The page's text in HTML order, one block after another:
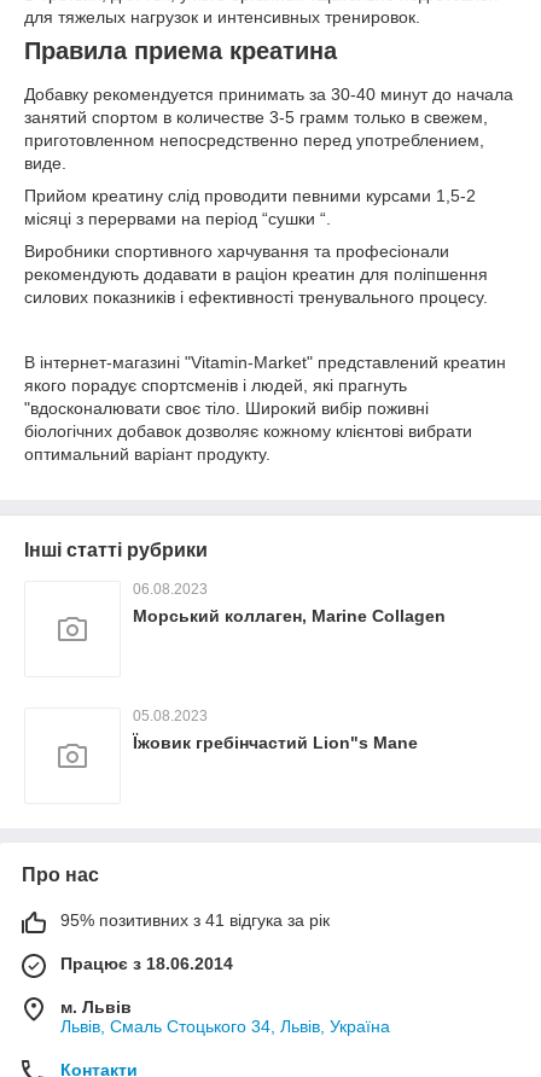
для тяжелых нагрузок и интенсивных тренировок.
Правила приема креатина
Добавку рекомендуется принимать за 30-40 минут до начала
занятий спортом в количестве 3-5 грамм только в свежем,
приготовленном непосредственно перед употреблением,
виде.
Прийом креатину слід проводити певними курсами 1,5-2
місяці з перервами на період “сушки “.
Виробники спортивного харчування та професіонали
рекомендують додавати в раціон креатин для поліпшення
силових показників і ефективності тренувального процесу.
В інтернет-магазині "Vitamin-Market" представлений креатин
якого порадує спортсменів і людей, які прагнуть
"вдосконалювати своє тіло. Широкий вибір поживні
біологічних добавок дозволяє кожному клієнтові вибрати
оптимальний варіант продукту.
Інші статті рубрики
06.08.2023
Морський коллаген, Marine Collagen
05.08.2023
Їжовик гребінчастий Lion"s Mane
Про нас
95% позитивних з 41 відгука за рік
Працює з 18.06.2014
м. Львів
Львів, Смаль Стоцького 34, Львів, Україна
Контакти